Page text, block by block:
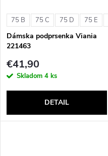
75 B 75 C 75 D 75 E
Dámska podprsenka Viania
221463
€41,90
Skladom 4 ks
DETAIL